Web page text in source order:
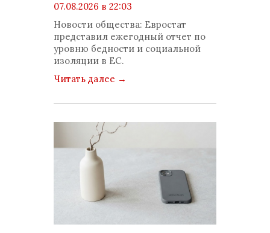
07.08.2026 в 22:03
просмотров: 134
комментариев: 0
Новости общества: Евростат
представил ежегодный отчет по
уровню бедности и социальной
изоляции в ЕС.
Читать далее →